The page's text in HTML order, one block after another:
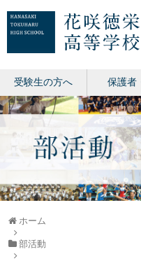
受験生の方へ 保護者
ホーム
部活動